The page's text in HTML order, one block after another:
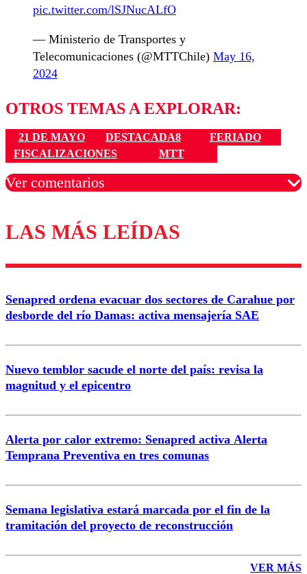
pic.twitter.com/lSJNucALfO
— Ministerio de Transportes y
Telecomunicaciones (@MTTChile) May 16,
2024
OTROS TEMAS A EXPLORAR:
21 DE MAYO DESTACADA8
FERIADO
FISCALIZACIONES
MTT
Ver comentarios
Los comentarios son moderados para garantizar un
diálogo respetuoso.
Nombre
Correo
LAS MÁS LEÍDAS
Senapred ordena evacuar dos sectores de Carahue por
desborde del río Damas: activa mensajería SAE
Nuevo temblor sacude el norte del país: revisa la
magnitud y el epicentro
Alerta por calor extremo: Senapred activa Alerta
Temprana Preventiva en tres comunas
Semana legislativa estará marcada por el fin de la
tramitación del proyecto de reconstrucción
VER MÁS